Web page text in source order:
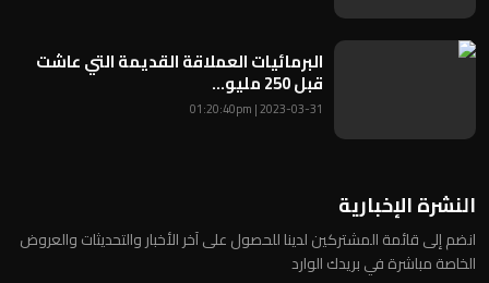
البرمائيات العملاقة القديمة التي عاشت
قبل 250 مليو...
2023-03-31 | 01:20:40pm
النشرة الإخبارية
انضم إلى قائمة المشتركين لدينا للحصول على آخر الأخبار والتحديثات والعروض
الخاصة مباشرة في بريدك الوارد